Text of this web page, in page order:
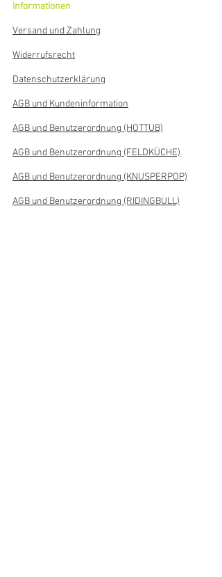
Informationen
Versand und Zahlung
Widerrufsrecht
Datenschutzerklärung
AGB und Kundeninformation
AGB und Benutzerordnung (HOTTUB)
AGB und Benutzerordnung (FELDKÜCHE)
AGB und Benutzerordnung (KNUSPERPOP)
AGB und Benutzerordnung (RIDINGBULL)